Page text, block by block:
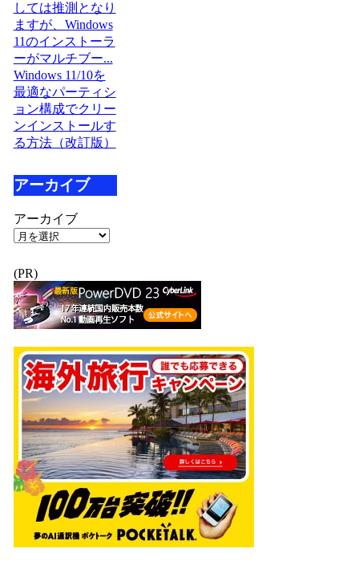
しては推測となり
ますが、Windows
11のインストーラ
ーがマルチブー...
Windows 11/10を
最適なパーティシ
ョン構成でクリー
ンインストールす
る方法（改訂版）
アーカイブ
アーカイブ
(PR)